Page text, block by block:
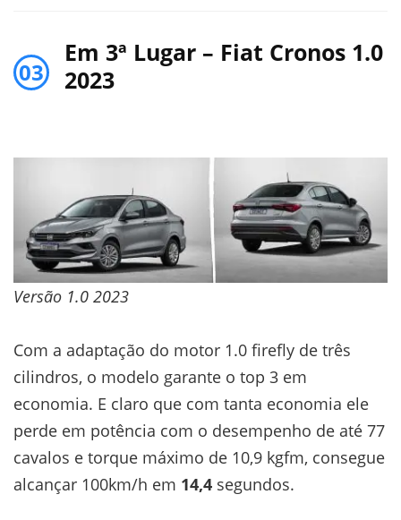
03
Em 3ª Lugar – Fiat Cronos 1.0
2023
Versão 1.0 2023
Com a adaptação do motor 1.0 firefly de três
cilindros, o modelo garante o top 3 em
economia. E claro que com tanta economia ele
perde em potência com o desempenho de até 77
cavalos e torque máximo de 10,9 kgfm, consegue
alcançar 100km/h em 14,4 segundos.